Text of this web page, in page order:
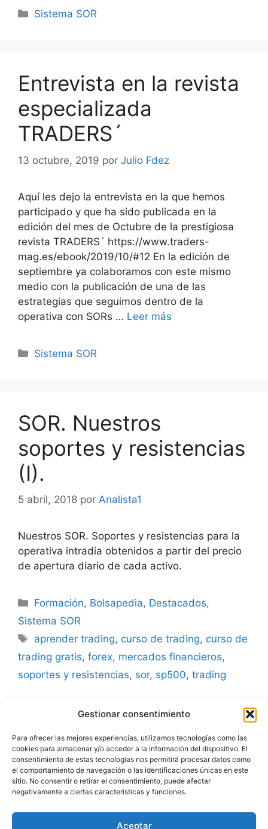
Gestionar consentimiento
Para ofrecer las mejores experiencias, utilizamos tecnologías como las
cookies para almacenar y/o acceder a la información del dispositivo. El
consentimiento de estas tecnologías nos permitirá procesar datos como
el comportamiento de navegación o las identificaciones únicas en este
sitio. No consentir o retirar el consentimiento, puede afectar
negativamente a ciertas características y funciones.
Aceptar
Categorías
Sistema SOR
Entrevista en la revista
especializada
TRADERS´
13 octubre, 2019 por Julio Fdez
Aquí les dejo la entrevista en la que hemos
participado y que ha sido publicada en la
edición del mes de Octubre de la prestigiosa
revista TRADERS´ https://www.traders-
mag.es/ebook/2019/10/#12 En la edición de
septiembre ya colaboramos con este mismo
medio con la publicación de una de las
estrategias que seguimos dentro de la
operativa con SORs … Leer más
Categorías
Sistema SOR
SOR. Nuestros
soportes y resistencias
(I).
5 abril, 2018 por Analista1
Nuestros SOR. Soportes y resistencias para la
operativa intradia obtenidos a partir del precio
de apertura diario de cada activo.
Categorías
Formación, Bolsapedia, Destacados,
Sistema SOR
Etiquetas
aprender trading, curso de trading, curso de
trading gratis, forex, mercados financieros,
soportes y resistencias, sor, sp500, trading
Advertencia
Política de privacidad
Aviso legal
Política de cookies